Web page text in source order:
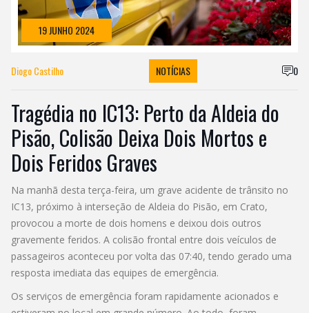
19 JUNHO 2024
Diogo Castilho NOTÍCIAS 0
Tragédia no IC13: Perto da Aldeia do
Pisão, Colisão Deixa Dois Mortos e
Dois Feridos Graves
Na manhã desta terça-feira, um grave acidente de trânsito no
IC13, próximo à interseção de Aldeia do Pisão, em Crato,
provocou a morte de dois homens e deixou dois outros
gravemente feridos. A colisão frontal entre dois veículos de
passageiros aconteceu por volta das 07:40, tendo gerado uma
resposta imediata das equipes de emergência.
Os serviços de emergência foram rapidamente acionados e